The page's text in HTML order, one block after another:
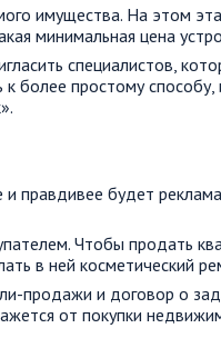
имущества. На этом
минимальная цена
специалистов,
более простому способу,
правдивее будет
Чтобы продать
в ней косметический
продажи и договор о
от покупки